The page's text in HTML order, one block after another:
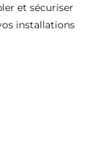
et sécuriser
installations